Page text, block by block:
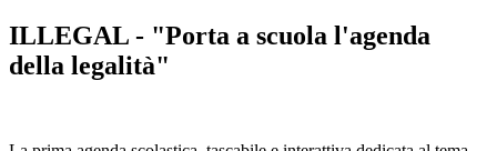
ILLEGAL - "Porta a scuola l'agenda
della legalità"